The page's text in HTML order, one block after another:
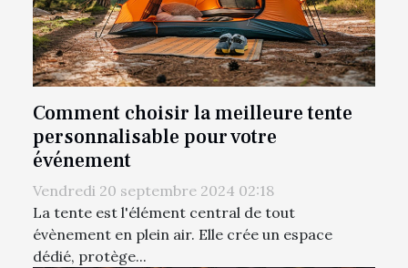
Comment choisir la meilleure tente
personnalisable pour votre
événement
Vendredi 20 septembre 2024 02:18
La tente est l'élément central de tout
évènement en plein air. Elle crée un espace
dédié, protège...